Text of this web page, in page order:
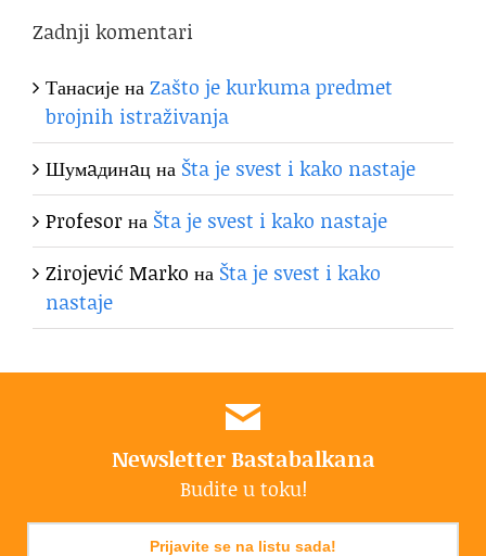
Zadnji komentari
ТанасијенаZašto je kurkuma predmet
brojnih istraživanja
Шумaдинaцна Šta je svest i kako nastaje
Profesorна Šta je svest i kako nastaje
Zirojević Marko на Šta je svest i kako
nastaje
Newsletter Bastabalkana
Budite u toku!
Prijavite se na listu sada!